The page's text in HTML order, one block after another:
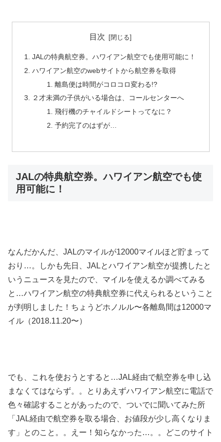
目次
JALの特典航空券。ハワイアン航空でも使用可能に！
ハワイアン航空のwebサイトから航空券を取得
離島便は時間がコロコロ変わる!?
２才未満の子供がいる場合は、コールセンターへ
飛行機のチャイルドシートってなに？
予約完了のはずが…
JALの特典航空券。ハワイアン航空でも使
用可能に！
なんだかんだ、JALのマイルが12000マイルほど貯まって
おり…。しかも先日、JALとハワイアン航空が提携したと
いうニュースを見たので、マイルを使えるか調べてみる
と…ハワイアン航空の特典航空券に代えられるということ
が判明しました！ちょうどホノルル〜各離島間は12000マ
イル（2018.11.20〜）
でも、これを使おうとすると…JAL経由で航空券を申し込
まなくてはならず。。とりあえずハワイアン航空に電話で
色々確認することがあったので、ついでに聞いてみた所
「JAL経由で航空券を取る場合、お値段が少し高くなりま
す」とのこと。。えー！知らなかった…。。どこのサイト